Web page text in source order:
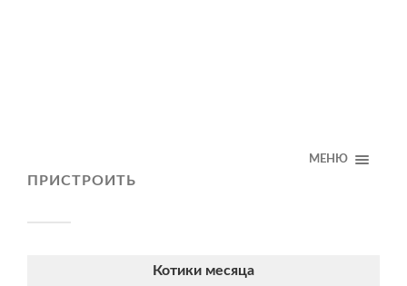
МЕНЮ
ПРИСТРОИТЬ
Котики месяца